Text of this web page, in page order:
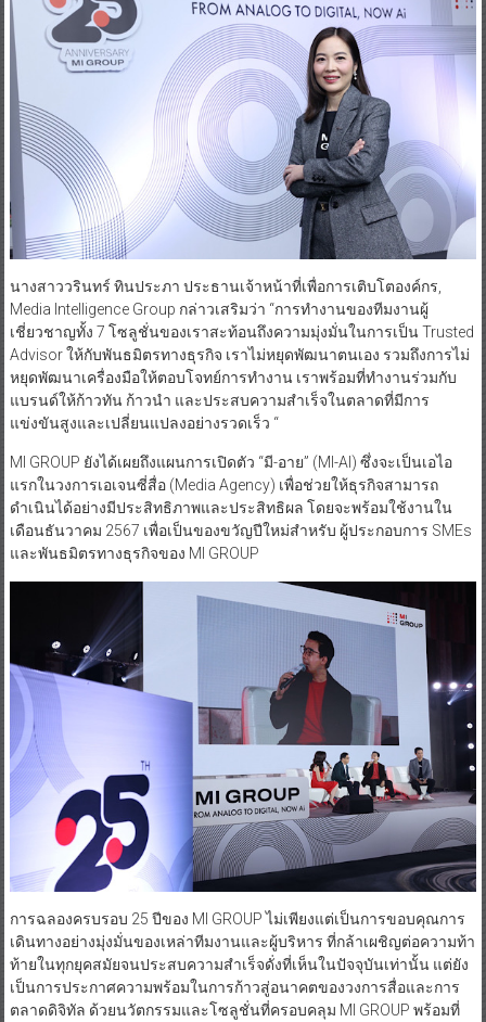
นางสาววรินทร์ ทินประภา ประธานเจ้าหน้าที่เพื่อการเติบโตองค์กร,
Media Intelligence Group กล่าวเสริมว่า “การทำงานของทีมงานผู้
เชี่ยวชาญทั้ง 7 โซลูชั่นของเราสะท้อนถึงความมุ่งมั่นในการเป็น Trusted
Advisor ให้กับพันธมิตรทางธุรกิจ เราไม่หยุดพัฒนาตนเอง รวมถึงการไม่
หยุดพัฒนาเครื่องมือให้ตอบโจทย์การทำงาน เราพร้อมที่ทำงานร่วมกับ
แบรนด์ให้ก้าวทัน ก้าวนำ และประสบความสำเร็จในตลาดที่มีการ
แข่งขันสูงและเปลี่ยนแปลงอย่างรวดเร็ว “
MI GROUP ยังได้เผยถึงแผนการเปิดตัว “มี-อาย” (MI-AI) ซึ่งจะเป็นเอไอ
แรกในวงการเอเจนซี่สื่อ (Media Agency) เพื่อช่วยให้ธุรกิจสามารถ
ดำเนินได้อย่างมีประสิทธิภาพและประสิทธิผล โดยจะพร้อมใช้งานใน
เดือนธันวาคม 2567 เพื่อเป็นของขวัญปีใหม่สำหรับ ผู้ประกอบการ SMEs
และพันธมิตรทางธุรกิจของ MI GROUP
การฉลองครบรอบ 25 ปีของ MI GROUP ไม่เพียงแต่เป็นการขอบคุณการ
เดินทางอย่างมุ่งมั่นของเหล่าทีมงานและผู้บริหาร ที่กล้าเผชิญต่อความท้า
ท้ายในทุกยุคสมัยจนประสบความสำเร็จดั่งที่เห็นในปัจจุบันเท่านั้น แต่ยัง
เป็นการประกาศความพร้อมในการก้าวสู่อนาคตของวงการสื่อและการ
ตลาดดิจิทัล ด้วยนวัตกรรมและโซลูชั่นที่ครอบคลุม MI GROUP พร้อมที่